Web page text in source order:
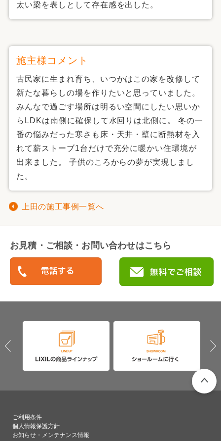
太い梁を表しとして存在感を出した。
施主様コメント
古民家に生まれ育ち、いつかはこの家を改修して
新たな暮らしの場を作りたいと思っていました。
みんなで過ごす場所は明るい空間にしたい思いか
らLDKは南側に確保して水回りは北側に。 冬の一
番の悩みだった寒さも床・天井・壁に断熱材を入
れて薪ストーブ1台だけで充分に暖かい住環境が
出来ました。 子供のころからの夢が実現しまし
た。
上田の施工事例一覧へ
お見積・ご相談・お問い合わせはこちら
ご利用条件
個人情報保護方針
お知らせ・メンテナンス情報